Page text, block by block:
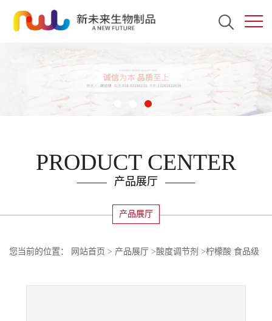
PRODUCT CENTER
产品展厅
产品展厅
您当前的位置： 网站首页 > 产品展厅 >酸度调节剂 >柠檬酸 食品级